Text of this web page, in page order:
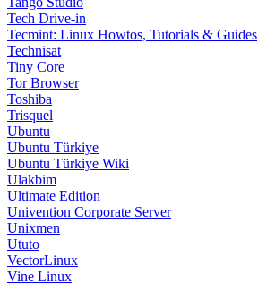
Tech Drive-in
Tecmint: Linux Howtos, Tutorials & Guides
Technisat
Tiny Core
Tor Browser
Toshiba
Trisquel
Ubuntu
Ubuntu Türkiye
Ubuntu Türkiye Wiki
Ulakbim
Ultimate Edition
Univention Corporate Server
Unixmen
Ututo
VectorLinux
Vine Linux